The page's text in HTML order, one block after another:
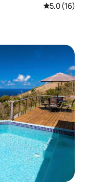
คะแนนเฉลี่ย
5.0 (16)